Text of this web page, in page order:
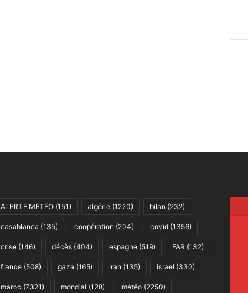
ALERTE MÉTÉO(151) algérie(1220) bilan (232)
casablanca (135) coopération (204) covid(1356)
crise(146) décès(404) espagne(519) FAR (132)
france(508) gaza (165) Iran (135) israel (330)
maroc (7321) mondial (128) météo(2250)